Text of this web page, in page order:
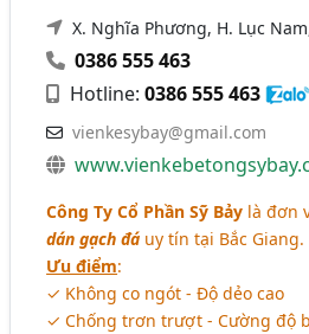
X. Nghĩa Phương, H. Lục
0386 555 463
Hotline:0386 555 463
vienkesybay@gmail.com
Công Ty Cổ Phần Sỹ Bảy là đơn
dán gạch đá uy tín tại Bắc Giang.
Ưu điểm:
✓ Không co ngót - Độ dẻo cao
✓ Chống trơn trượt - Cường độ